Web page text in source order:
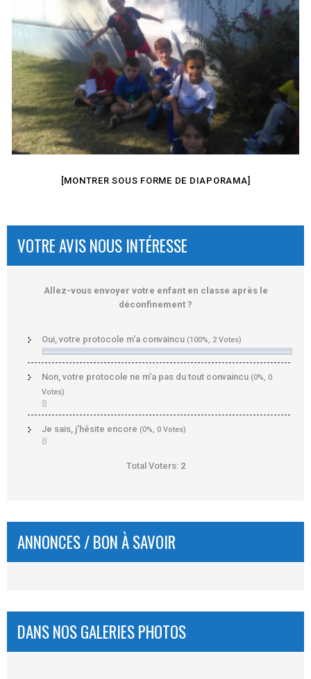
[MONTRER SOUS FORME DE DIAPORAMA]
VOTRE AVIS NOUS INTÉRESSE
Allez-vous envoyer votre enfant en classe après le
déconfinement ?
Oui, votre protocole m'a convaincu (100%, 2 Votes)
Non, votre protocole ne m'a pas du tout convaincu (0%, 0
Votes)
Je sais, j'hésite encore (0%, 0 Votes)
Total Voters: 2
ANNONCES / BON À SAVOIR
DANS NOS GALERIES PHOTOS